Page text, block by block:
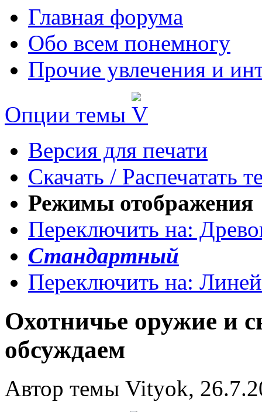
Главная форума
Обо всем понемногу
Прочие увлечения и
Опции темы
Версия для печати
Скачать / Распечатать
Режимы отображения
Переключить на:
Стандартный
Переключить на:
Охотничье оружие и
обсуждаем
Автор темы Vityok,